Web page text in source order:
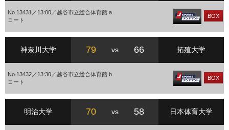
No.13431／13:00／越谷市立総合体育館 a
コート
BOX
神奈川大学 79 vs 66 拓殖大学
No.13432／13:30／越谷市立総合体育館 b
コート
BOX
明治大学 70 vs 58 日本体育大学